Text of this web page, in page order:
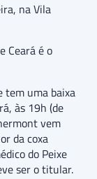
na Vila
Ceará é o
tem uma baixa
às 19h (de
vem
da coxa
do Peixe
ser o titular.